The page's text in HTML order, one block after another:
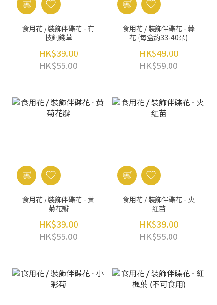
食用花 / 裝飾伴碟花 - 有
枝銅錢草
HK$39.00
HK$55.00
食用花 / 裝飾伴碟花 - 蒜
花 (每盒約33-40朵)
HK$49.00
HK$59.00
食用花 / 裝飾伴碟花 - 黄
菊花瓣
HK$39.00
HK$55.00
食用花 / 裝飾伴碟花 - 火
红苗
HK$39.00
HK$55.00